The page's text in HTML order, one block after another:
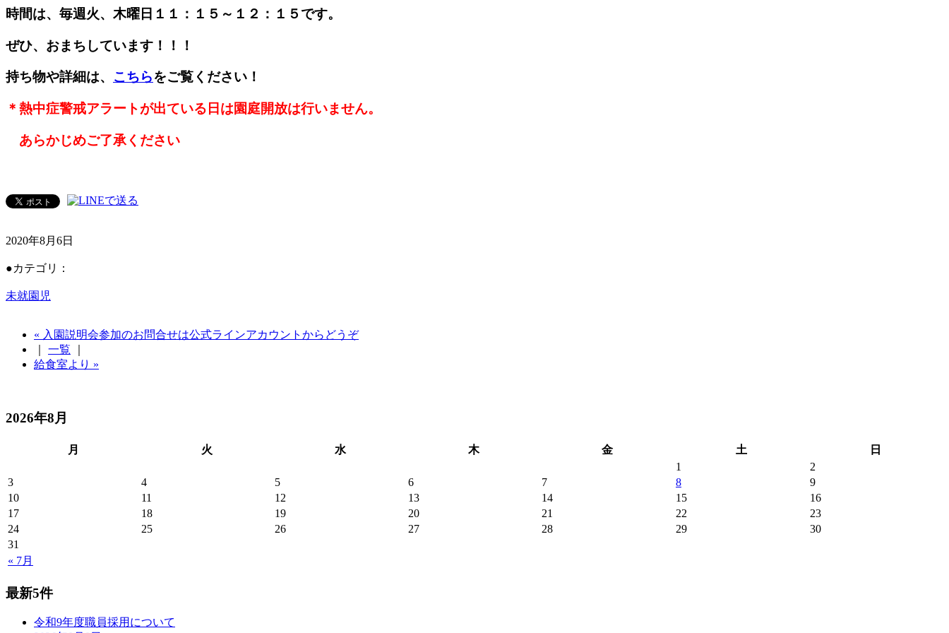
時間は、毎週火、木曜日１１：１５～１２：１５です。
ぜひ、おまちしています！！！
持ち物や詳細は、 こちらをご覧ください！
＊熱中症警戒アラートが出ている日は園庭開放は行いません。
あらかじめご了承ください
2020年8月6日
●カテゴリ：
未就園児
« 入園説明会参加のお問合せは公式ラインアカウントからどうぞ
一覧
給食室より »
2026年8月
月 火 水 木 金 土 日
« 7月
1
2
3
4 5 6 7 8
9
10
11 12 13 14 15
16
17
18 19 20 21 22
23
24
25 26 27 28 29
30
31
最新5件
令和9年度職員採用について